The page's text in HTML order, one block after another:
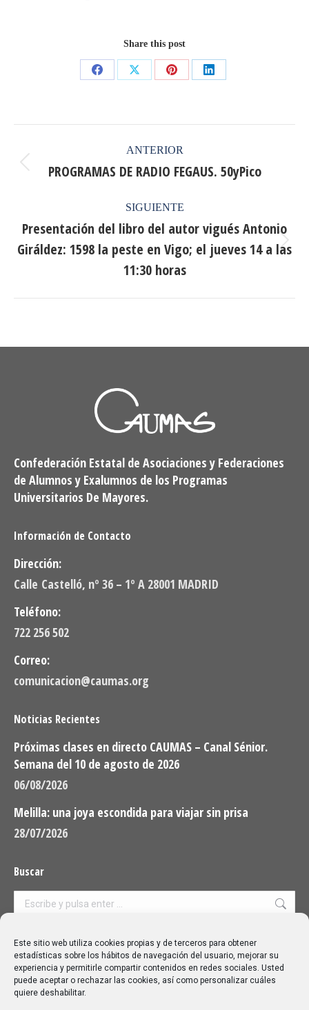
Este sitio web utiliza cookies propias y de terceros para obtener
estadísticas sobre los hábitos de navegación del usuario, mejorar su
experiencia y permitirle compartir contenidos en redes sociales. Usted
puede aceptar o rechazar las cookies, así como personalizar cuáles
quiere deshabilitar.
Share this post
Share
Share
Share
Share
entre
publicaciones
ANTERIOR
Publicación
PROGRAMAS DE RADIO FEGAUS. 50yPico
SIGUIENTE
Publicación
siguiente:
Presentación del libro del autor vigués Antonio
Giráldez: 1598 la peste en Vigo; el jueves 14 a las
11:30 horas
Confederación Estatal de Asociaciones y Federaciones
de Alumnos y Exalumnos de los Programas
Universitarios De Mayores.
Información de Contacto
Dirección:
Calle Castelló, nº 36 – 1º A 28001 MADRID
Teléfono:
722 256 502
Correo:
comunicacion@caumas.org
Noticias Recientes
Próximas clases en directo CAUMAS – Canal Sénior.
Semana del 10 de agosto de 2026
06/08/2026
Melilla: una joya escondida para viajar sin prisa
28/07/2026
Buscar
Buscar:
Aviso Legal|Política de privacidad|Política de cookies